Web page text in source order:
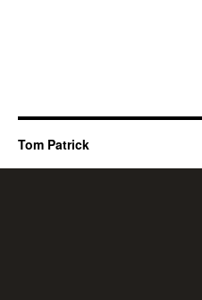
Tom Patrick